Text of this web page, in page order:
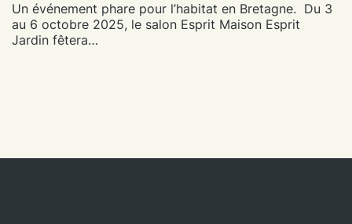
Un événement phare pour l’habitat en Bretagne. Du 3
au 6 octobre 2025, le salon Esprit Maison Esprit
Jardin fêtera…